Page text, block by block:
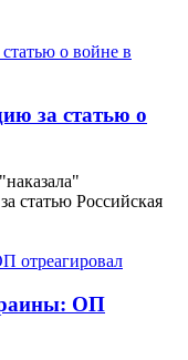
за статью о
статью Российская
ОП